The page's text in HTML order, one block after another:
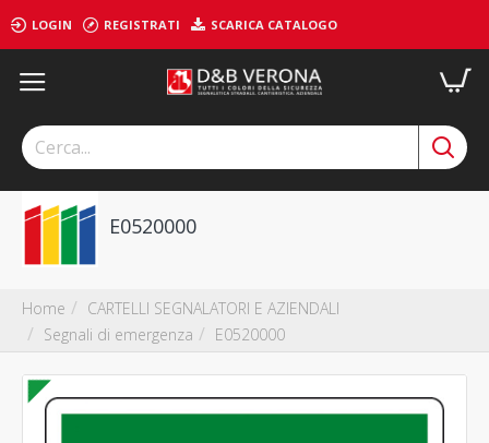
LOGIN REGISTRATI SCARICA CATALOGO
Home
CARTELLI SEGNALATORI E AZIENDALI
Segnali di emergenza
E0520000
E0520000